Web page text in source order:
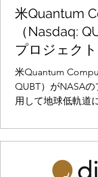
米Quantum
（Nasdaq:
プロジェクト
地球低軌道に
クトルマッ
ノイズ除去す
米Quantum
QUBT）がNASAの
用して地球低軌道
い方法を遂行中